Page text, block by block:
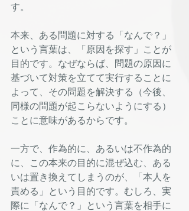
す。
本来、ある問題に対する「なんで？」
という言葉は、「原因を探す」ことが
目的です。なぜならば、問題の原因に
基づいて対策を立てて実行することに
よって、その問題を解決する（今後、
同様の問題が起こらないようにする）
ことに意味があるからです。
一方で、作為的に、あるいは不作為的
に、この本来の目的に混ぜ込む、ある
いは置き換えてしまうのが、「本人を
責める」という目的です。むしろ、実
際に「なんで？」という言葉を相手に